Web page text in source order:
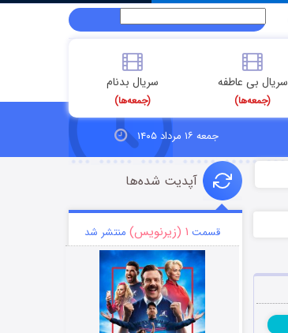
سریال بی عاطفه
(جمعه‌ها)
سریال بدنام
(جمعه‌ها)
جمعه ۱۶ مرداد ۱۴۰۵
آپدیت شده‌ها
قسمت ۱ (زیرنویس) منتشر شد